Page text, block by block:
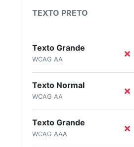
TEXTO PRETO
Texto Grande
WCAG AA
Texto Normal
WCAG AA
Texto Grande
WCAG AAA